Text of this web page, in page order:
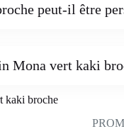
peut-il être
Mona vert kaki
kaki broche